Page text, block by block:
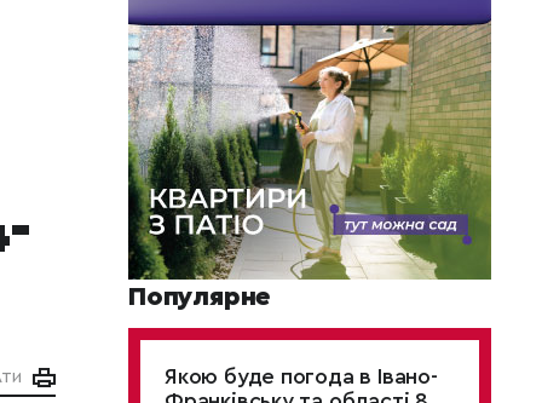
Популярне
Якою буде погода в Івано-